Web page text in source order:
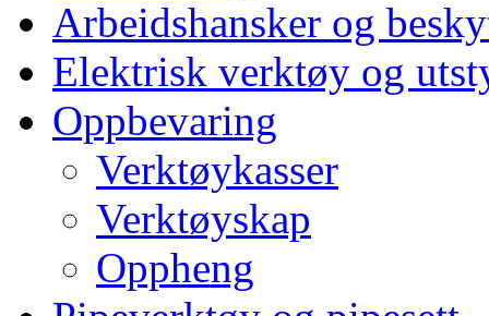
Arbeidshansker og
Elektrisk verktøy og
Oppbevaring
Verktøykasser
Verktøyskap
Oppheng